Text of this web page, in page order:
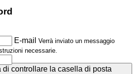
E-mail Verrà inviato un messaggio
necessarie.
di controllare la casella di posta